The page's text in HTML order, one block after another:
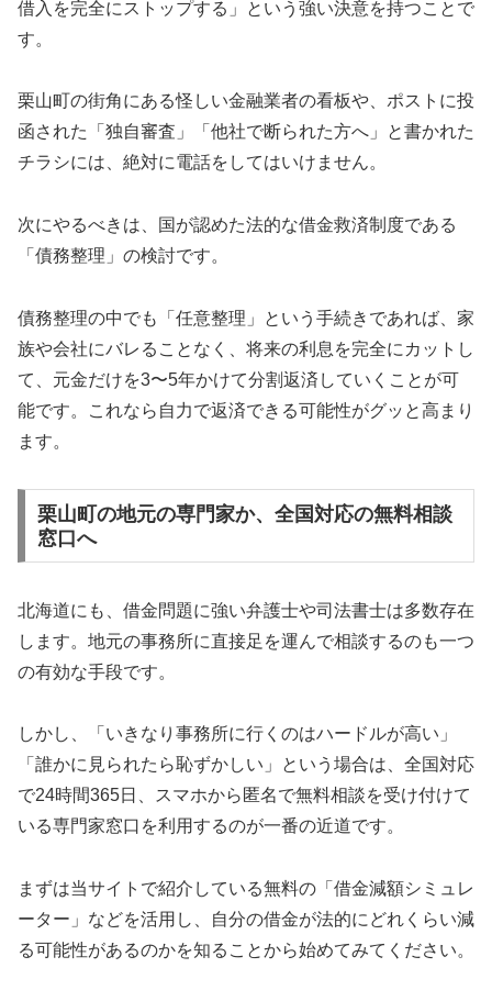
借入を完全にストップする」という強い決意を持つことで
す。
栗山町の街角にある怪しい金融業者の看板や、ポストに投
函された「独自審査」「他社で断られた方へ」と書かれた
チラシには、絶対に電話をしてはいけません。
次にやるべきは、国が認めた法的な借金救済制度である
「債務整理」の検討です。
債務整理の中でも「任意整理」という手続きであれば、家
族や会社にバレることなく、将来の利息を完全にカットし
て、元金だけを3〜5年かけて分割返済していくことが可
能です。これなら自力で返済できる可能性がグッと高まり
ます。
栗山町の地元の専門家か、全国対応の無料相談
窓口へ
北海道にも、借金問題に強い弁護士や司法書士は多数存在
します。地元の事務所に直接足を運んで相談するのも一つ
の有効な手段です。
しかし、「いきなり事務所に行くのはハードルが高い」
「誰かに見られたら恥ずかしい」という場合は、全国対応
で24時間365日、スマホから匿名で無料相談を受け付けて
いる専門家窓口を利用するのが一番の近道です。
まずは当サイトで紹介している無料の「借金減額シミュレ
ーター」などを活用し、自分の借金が法的にどれくらい減
る可能性があるのかを知ることから始めてみてください。